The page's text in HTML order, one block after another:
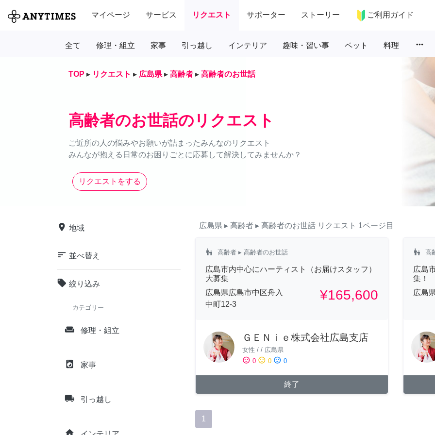
マイページ サービス リクエスト サポーター ストーリー ご利用ガイド
全て 修理・組立 家事 引っ越し インテリア 趣味・習い事 ペット 料理 more_horiz
TOP ▸ リクエスト ▸ 広島県 ▸ 高齢者 ▸ 高齢者のお世話
高齢者のお世話のリクエスト
ご近所の人の悩みやお願いが詰まったみんなのリクエスト
みんなが抱える日常のお困りごとに応募して解決してみませんか？
リクエストをする
place 地域
sort 並べ替え
local_offer 絞り込み
カテゴリー
weekend 修理・組立
local_laundry_service 家事
local_shipping 引っ越し
home
広島県 ▸ 高齢者 ▸ 高齢者のお世話 リクエスト 1ページ目
escalator_warning 高齢者 ▸ 高齢者のお世話
広島市内中心にハーティスト（お届けスタッフ）
大募集
広島県広島市中区舟入
中町12-3
¥165,600
ＧＥＮｉｅ株式会社広島支店
女性 / / 広島県
sentiment_satisfied 0 sentiment_neutral 0 sentiment_dissatisfied 0
終了
escalator_warning 高
広島
集！
広島
1